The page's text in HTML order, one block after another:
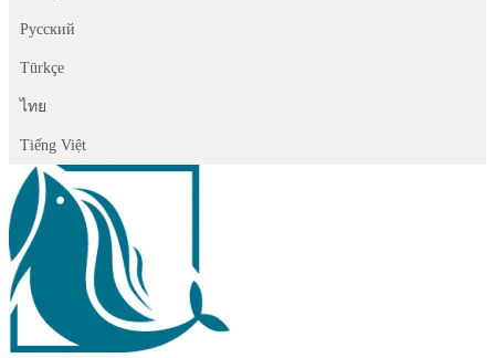
Русский
Türkçe
ไทย
Tiếng Việt